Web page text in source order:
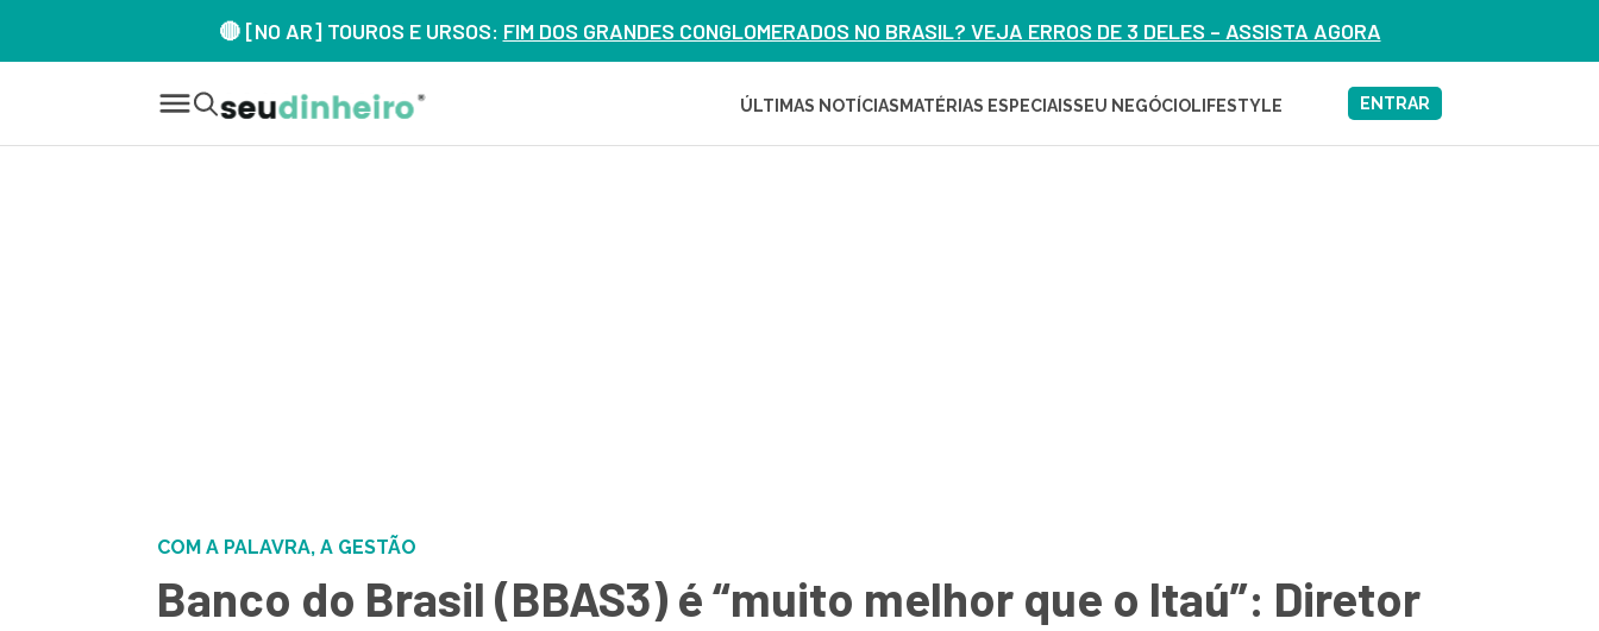
🔴 [NO AR] TOUROS E URSOS: FIM DOS GRANDES CONGLOMERADOS NO BRASIL? VEJA ERROS DE 3 DELES – ASSISTA AGORA
ÚLTIMAS NOTÍCIAS MATÉRIAS ESPECIAISSEU NEGÓCIOLIFESTYLE ENTRAR
COM A PALAVRA, A GESTÃO
Banco do Brasil (BBAS3) é “muito melhor que o Itaú”: Diretor